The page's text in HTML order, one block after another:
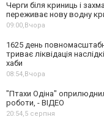
Черги біля криниць і
переживає нову водну
09:00,Вчора
1625 день
триває ліквідація
хаби
08:54,Вчора
"Птахи Одіна"
роботи, - ВІДЕО
20:54,5 серпня